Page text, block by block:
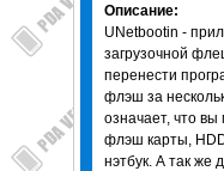
Описание:
UNetbootin -
загрузочной
перенести
флэш за
означает, что вы
флэш карты,
нэтбук. А так же